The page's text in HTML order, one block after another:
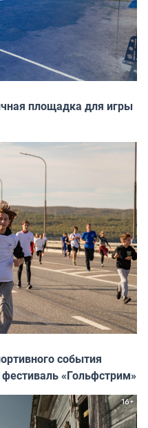
площадка для игры
события
«Гольфстрим»